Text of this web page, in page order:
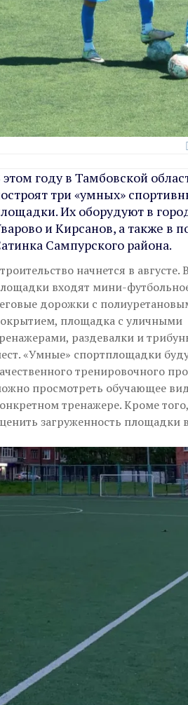
этом году в Тамбовской
три «умных»
Их оборудуют в
и Кирсанов, а также в
Сампурского района.
начнется в августе.
входят мини-
дорожки с
площадка с уличными
раздевалки и
«Умные» спортплощадки
тренировочного
просмотреть обучающее
тренажере. Кроме
загруженность